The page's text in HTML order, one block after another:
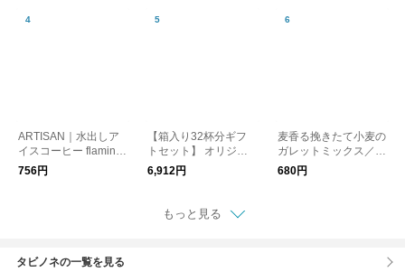
日 kurashisha
ARTISAN｜水出しア
イスコーヒー flaming
o 15g x 5包 kurashis
ha 夏の養生
756円
【箱入り32杯分ギフ
トセット】 オリジナ
ルブレンド ドリップ
コーヒー kurashisha
6,912円
麦香る挽きたて小麦の
ガレットミックス／w
ataya farm
680円
もっと見る
タビノネの一覧を見る